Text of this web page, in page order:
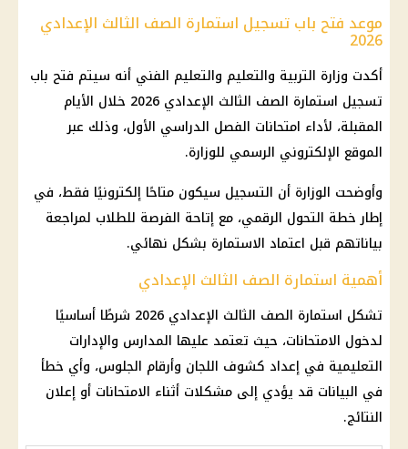
موعد فتح باب تسجيل استمارة الصف الثالث الإعدادي
2026
أكدت وزارة التربية والتعليم والتعليم الفني أنه سيتم فتح باب
تسجيل استمارة الصف الثالث الإعدادي 2026 خلال الأيام
المقبلة، لأداء امتحانات الفصل الدراسي الأول، وذلك عبر
الموقع الإلكتروني الرسمي للوزارة.
وأوضحت الوزارة أن التسجيل سيكون متاحًا إلكترونيًا فقط، في
إطار خطة التحول الرقمي، مع إتاحة الفرصة للطلاب لمراجعة
بياناتهم قبل اعتماد الاستمارة بشكل نهائي.
أهمية استمارة الصف الثالث الإعدادي
تشكل استمارة الصف الثالث الإعدادي
2026 شرطًا أساسيًا
لدخول الامتحانات، حيث تعتمد عليها المدارس والإدارات
التعليمية في إعداد كشوف اللجان وأرقام الجلوس، وأي خطأ
في البيانات قد يؤدي إلى مشكلات أثناء الامتحانات أو إعلان
النتائج.